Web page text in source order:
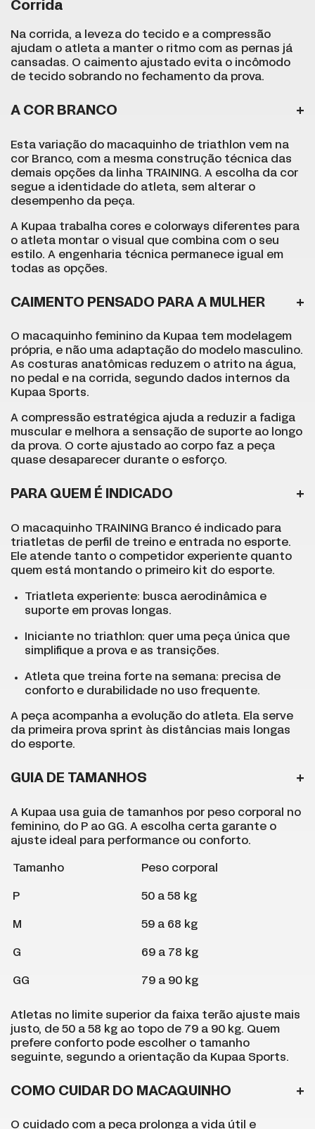
Corrida
Na corrida, a leveza do tecido e a compressão
ajudam o atleta a manter o ritmo com as pernas já
cansadas. O caimento ajustado evita o incômodo
de tecido sobrando no fechamento da prova.
A COR BRANCO
Esta variação do macaquinho de triathlon vem na
cor Branco, com a mesma construção técnica das
demais opções da linha TRAINING. A escolha da cor
segue a identidade do atleta, sem alterar o
desempenho da peça.
A Kupaa trabalha cores e colorways diferentes para
o atleta montar o visual que combina com o seu
estilo. A engenharia técnica permanece igual em
todas as opções.
CAIMENTO PENSADO PARA A MULHER
O macaquinho feminino da Kupaa tem modelagem
própria, e não uma adaptação do modelo masculino.
As costuras anatômicas reduzem o atrito na água,
no pedal e na corrida, segundo dados internos da
Kupaa Sports.
A compressão estratégica ajuda a reduzir a fadiga
muscular e melhora a sensação de suporte ao longo
da prova. O corte ajustado ao corpo faz a peça
quase desaparecer durante o esforço.
PARA QUEM É INDICADO
O macaquinho TRAINING Branco é indicado para
triatletas de perfil de treino e entrada no esporte.
Ele atende tanto o competidor experiente quanto
quem está montando o primeiro kit do esporte.
Triatleta experiente: busca aerodinâmica e
suporte em provas longas.
Iniciante no triathlon: quer uma peça única que
simplifique a prova e as transições.
Atleta que treina forte na semana: precisa de
conforto e durabilidade no uso frequente.
A peça acompanha a evolução do atleta. Ela serve
da primeira prova sprint às distâncias mais longas
do esporte.
GUIA DE TAMANHOS
A Kupaa usa guia de tamanhos por peso corporal no
feminino, do P ao GG. A escolha certa garante o
ajuste ideal para performance ou conforto.
Tamanho Peso corporal
P 50 a 58 kg
M 59 a 68 kg
G 69 a 78 kg
GG 79 a 90 kg
Atletas no limite superior da faixa terão ajuste mais
justo, de 50 a 58 kg ao topo de 79 a 90 kg. Quem
prefere conforto pode escolher o tamanho
seguinte, segundo a orientação da Kupaa Sports.
COMO CUIDAR DO MACAQUINHO
O cuidado com a peça prolonga a vida útil e